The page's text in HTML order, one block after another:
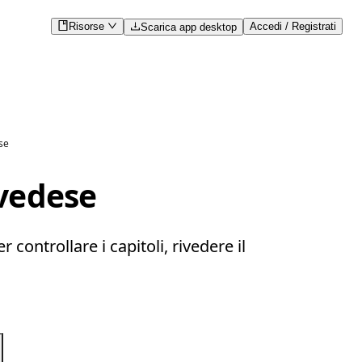
Risorse Scarica app desktop Accedi / Registrati
controllare i capitoli, rivedere il